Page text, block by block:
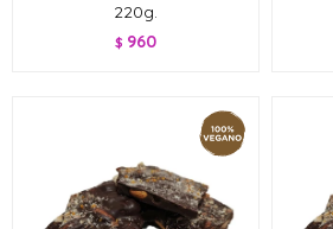
220g.
$ 960